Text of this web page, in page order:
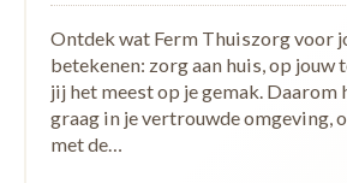
Ontdek wat Ferm Thuiszorg voor
betekenen: zorg aan huis, op jouw
jij het meest op je gemak. Daarom
graag in je vertrouwde omgeving,
met de…